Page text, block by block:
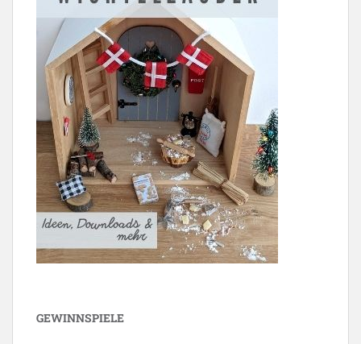
GEWINNSPIELE